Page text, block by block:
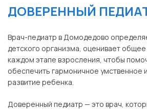
ДОВЕРЕННЫЙ
Врач-педиатр в Домодедово
детского организма, оценивает
каждом этапе взросления, чтобы
обеспечить гармоничное умственное
развитие ребенка.
Доверенный педиатр — это врач,